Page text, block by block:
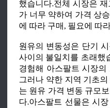
했습니다.전체 시장은
가 너무 약하여 가격 상
에 따라 구매, 필요에 따
원유의 변동성은 단기
사이의 불일치를 초래했
경험해 아스팔트 시장
그러나 약한 지역 기초
는 원유 가격 변동 규모
다.아스팔트 선물은 시